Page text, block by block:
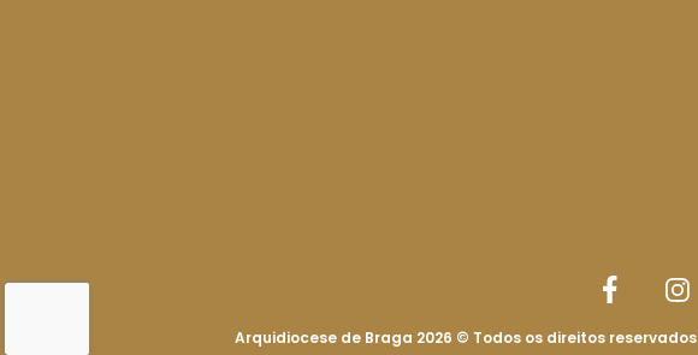
Arquidiocese de Braga 2026 © Todos os direitos reservados